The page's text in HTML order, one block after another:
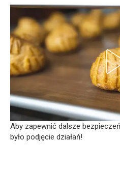
Aby zapewnić dalsze
było podjęcie działań!